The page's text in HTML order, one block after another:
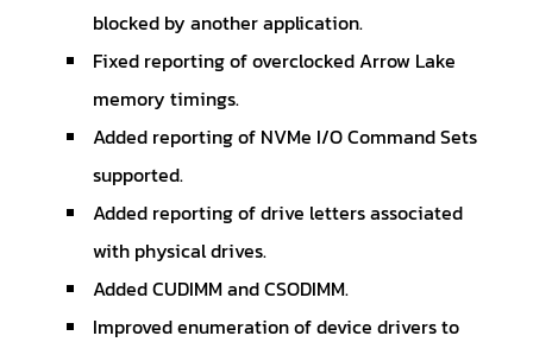
blocked by another application.
Fixed reporting of overclocked Arrow Lake
memory timings.
Added reporting of NVMe I/O Command Sets
supported.
Added reporting of drive letters associated
with physical drives.
Added CUDIMM and CSODIMM.
Improved enumeration of device drivers to